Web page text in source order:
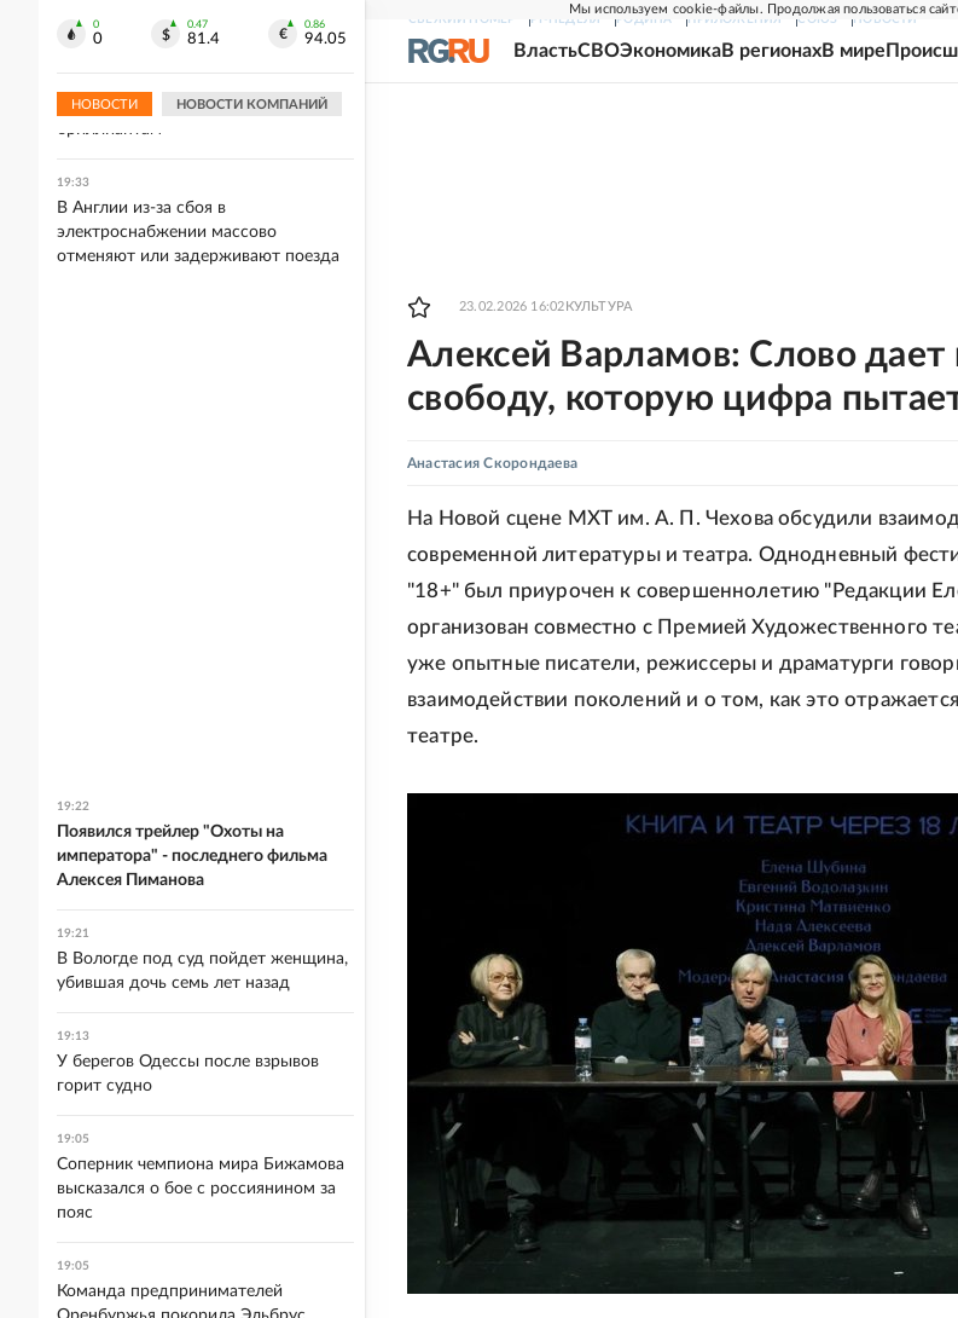
Мы используем cookie-файлы. Продолжая пользоваться
СВЕЖИЙ НОМЕР РГ-НЕДЕЛЯ РОДИНА ПРИЛОЖЕНИЯ СОЮЗ НОВОСТИ
ВластьСВОЭкономикаВ регионахВ мире
23.02.2026 16:02 КУЛЬТУРА
Алексей Варламов: Слово дает
свободу, которую цифра
Анастасия Скорондаева
На Новой сцене МХТ им. А. П. Чехова обсудили
современной литературы и театра. Однодневный
"18+" был приурочен к совершеннолетию "Редакции
организован совместно с Премией Художественного
уже опытные писатели, режиссеры и драматурги
взаимодействии поколений и о том, как это
театре.
0
0
0.47
81.4
0.86
94.05
НОВОСТИ НОВОСТИ КОМПАНИЙ
инвестиционным и цветным
бриллиантам
19:33
В Англии из-за сбоя в
электроснабжении массово
отменяют или задерживают поезда
19:22
Появился трейлер "Охоты на
императора" - последнего фильма
Алексея Пиманова
19:21
В Вологде под суд пойдет женщина,
убившая дочь семь лет назад
19:13
У берегов Одессы после взрывов
горит судно
19:05
Соперник чемпиона мира Бижамова
высказался о бое с россиянином за
пояс
19:05
Команда предпринимателей